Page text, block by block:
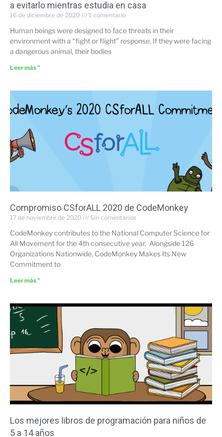
a evitarlo mientras estudia en casa
16 de diciembre de 2020 1 comentario
Human beings were designed to face threats in their
environment with a “fight or flight” response. If they were facing
a dangerous animal, their bodies
Leer más "
Compromiso CSforALL 2020 de CodeMonkey
17 de noviembre de 2020 Sin comentarios
CodeMonkey contributes to the National Computer Science for
All Movement for the 4th consecutive year. Alongside 126
Organizations Nationwide, CodeMonkey Makes Its New
Commitment to
Leer más "
Los mejores libros de programación para niños de
5 a 14 años